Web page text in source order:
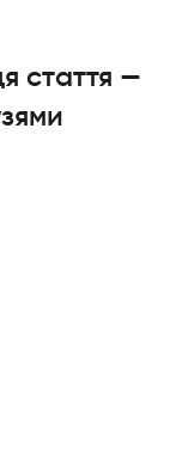
стаття —